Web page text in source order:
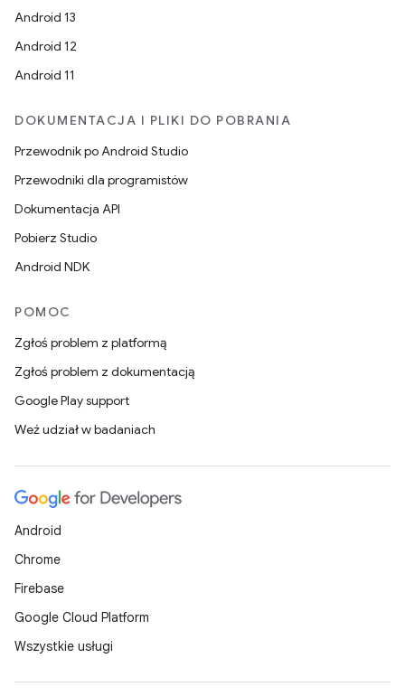
Android 13
Android 12
Android 11
DOKUMENTACJA I PLIKI DO POBRANIA
Przewodnik po Android Studio
Przewodniki dla programistów
Dokumentacja API
Pobierz Studio
Android NDK
POMOC
Zgłoś problem z platformą
Zgłoś problem z dokumentacją
Google Play support
Weź udział w badaniach
Android
Chrome
Firebase
Google Cloud Platform
Wszystkie usługi